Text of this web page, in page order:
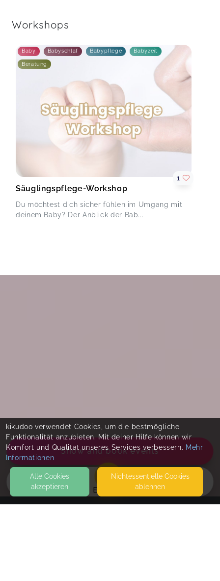
EVENTS
Show and book events
Workshops
Baby Babyschlaf Babypflege Babyzeit
Beratung
Säuglingspflege-Workshop
Du möchtest dich sicher fühlen im Umgang mit
deinem Baby? Der Anblick der Bab...
1
kikudoo verwendet Cookies, um die bestmögliche
Funktionalität anzubieten. Mit deiner Hilfe können wir
Komfort und Qualität unseres Services verbessern. Mehr
Informationen
Alle Cookies
akzeptieren
Nicht­essentielle Cookies
ablehnen